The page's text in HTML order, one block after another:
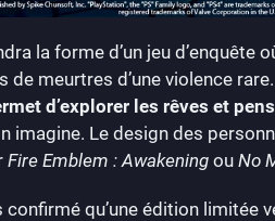
la forme d’un jeu d’enquête
meurtres d’une violence
d’explorer les rêves et
Le design des
Fire Emblem : Awakening ou No
confirmé qu’une édition